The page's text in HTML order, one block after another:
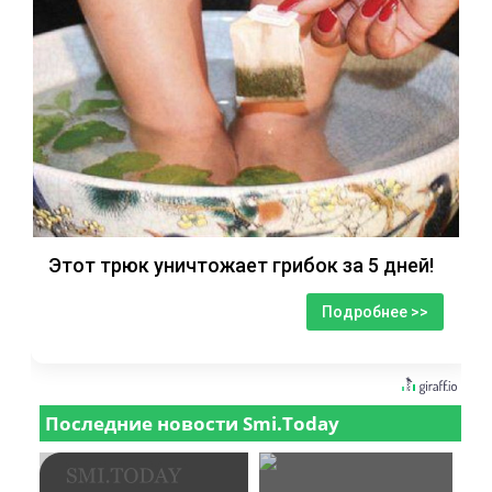
Этот трюк уничтожает грибок за 5 дней!
Подробнее >>